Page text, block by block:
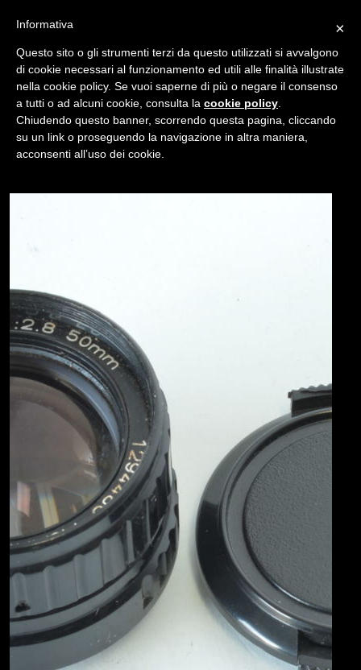
/ USATO PENTAX-110 50MM F/2.8
NAVIGAZIONE
×
Informativa
Questo sito o gli strumenti terzi da questo utilizzati si avvalgono
di cookie necessari al funzionamento ed utili alle finalità illustrate
nella cookie policy. Se vuoi saperne di più o negare il consenso
a tutti o ad alcuni cookie, consulta la cookie policy
Chiudendo questo banner, scorrendo questa pagina, cliccando
su un link o proseguendo la navigazione in altra maniera,
acconsenti all’uso dei cookie.